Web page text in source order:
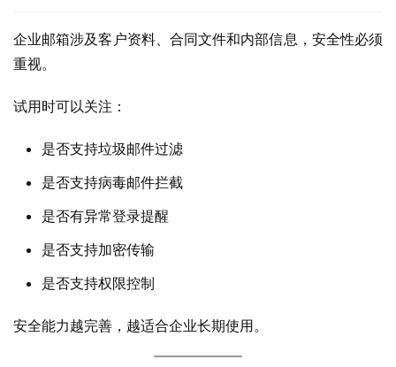
企业邮箱涉及客户资料、合同文件和内部信息，安全性必须
重视。
试用时可以关注：
是否支持垃圾邮件过滤
是否支持病毒邮件拦截
是否有异常登录提醒
是否支持加密传输
是否支持权限控制
安全能力越完善，越适合企业长期使用。